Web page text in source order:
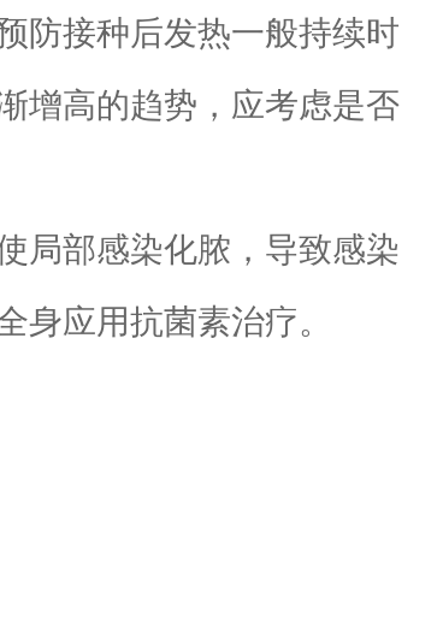
防接种后发热一般持续时
增高的趋势，应考虑是否
部感染化脓，导致感染
身应用抗菌素治疗。